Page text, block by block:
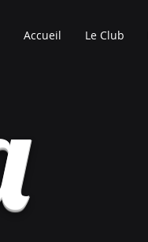
Accueil Le Club